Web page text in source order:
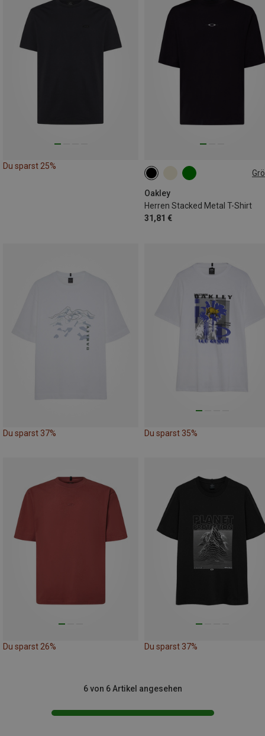
Du sparst 25%
Oakley
Herren Stacked Metal T-Shirt
31,81 €
S
Du sparst 37% Du sparst 35%
Du sparst 26% Du sparst 37%
6 von 6 Artikel angesehen